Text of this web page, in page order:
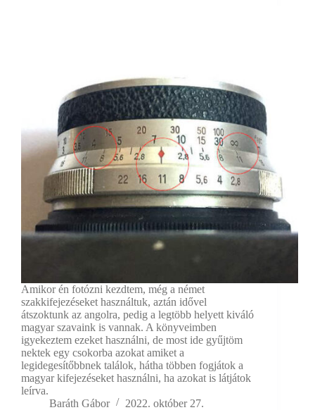
Amikor én fotózni kezdtem, még a német
szakkifejezéseket használtuk, aztán idővel
átszoktunk az angolra, pedig a legtöbb helyett kiváló
magyar szavaink is vannak. A könyveimben
igyekeztem ezeket használni, de most ide gyűjtöm
nektek egy csokorba azokat amiket a
legidegesítőbbnek találok, hátha többen fogjátok a
magyar kifejezéseket használni, ha azokat is látjátok
leírva.
Baráth Gábor
2022. október 27.